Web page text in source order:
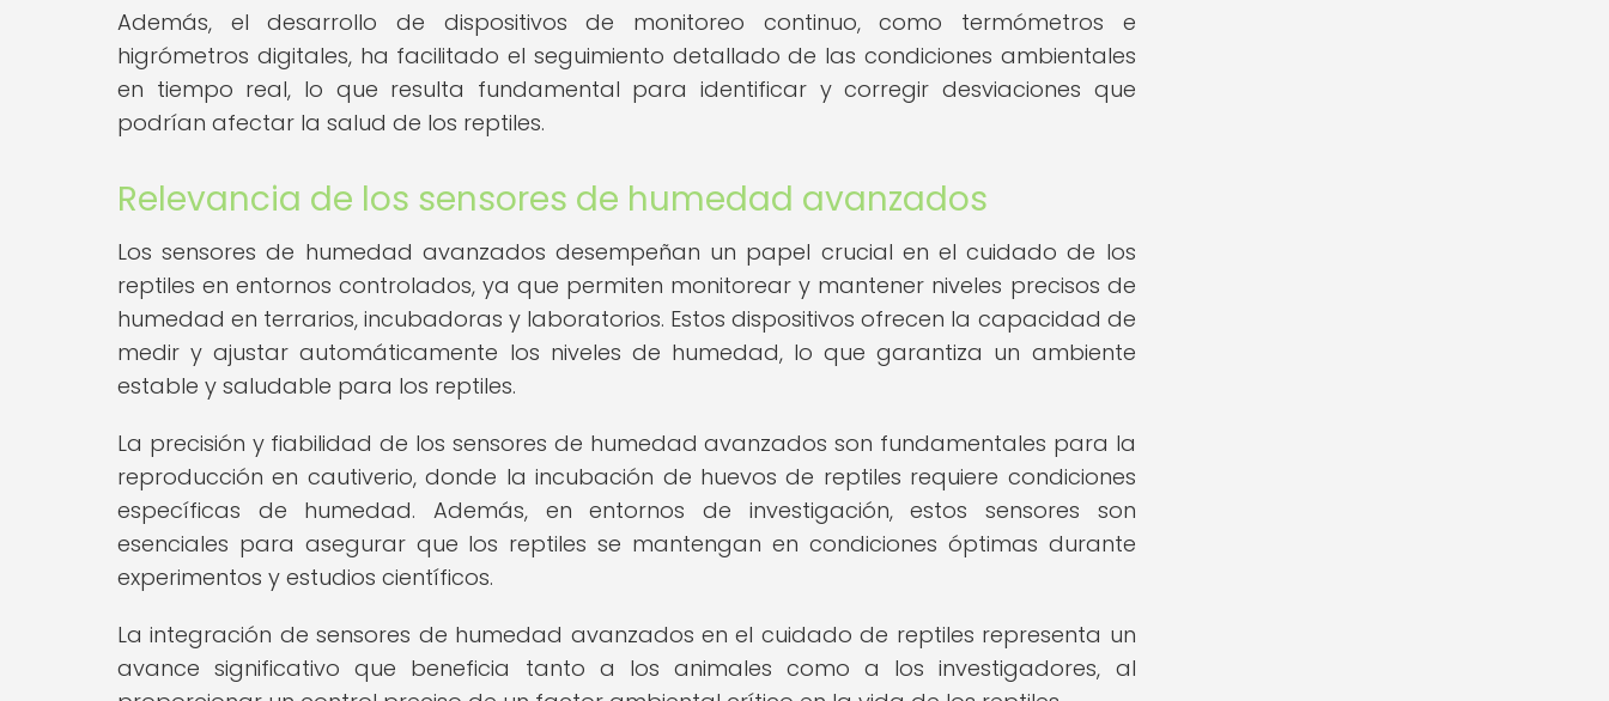
Además, el desarrollo de dispositivos de monitoreo continuo, como termómetros e
higrómetros digitales, ha facilitado el seguimiento detallado de las condiciones ambientales
en tiempo real, lo que resulta fundamental para identificar y corregir desviaciones que
podrían afectar la salud de los reptiles.
Relevancia de los sensores de humedad avanzados
Los sensores de humedad avanzados desempeñan un papel crucial en el cuidado de los
reptiles en entornos controlados, ya que permiten monitorear y mantener niveles precisos de
humedad en terrarios, incubadoras y laboratorios. Estos dispositivos ofrecen la capacidad de
medir y ajustar automáticamente los niveles de humedad, lo que garantiza un ambiente
estable y saludable para los reptiles.
La precisión y fiabilidad de los sensores de humedad avanzados son fundamentales para la
reproducción en cautiverio, donde la incubación de huevos de reptiles requiere condiciones
específicas de humedad. Además, en entornos de investigación, estos sensores son
esenciales para asegurar que los reptiles se mantengan en condiciones óptimas durante
experimentos y estudios científicos.
La integración de sensores de humedad avanzados en el cuidado de reptiles representa un
avance significativo que beneficia tanto a los animales como a los investigadores, al